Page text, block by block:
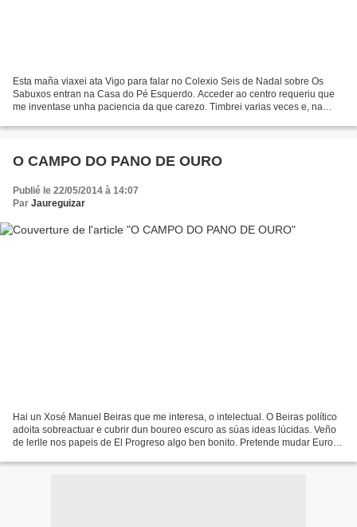
Esta maña viaxei ata Vigo para falar no Colexio Seis de Nadal sobre Os
Sabuxos entran na Casa do Pé Esquerdo. Acceder ao centro requeriu que
me inventase unha paciencia da que carezo. Timbrei varias veces e, na
O CAMPO DO PANO DE OURO
Publié le 22/05/2014 à 14:07
Par Jaureguizar
Hai un Xosé Manuel Beiras que me interesa, o intelectual. O Beiras político
adoita sobreactuar e cubrir dun boureo escuro as súas ideas lúcidas. Veño
de lerlle nos papeis de El Progreso algo ben bonito. Pretende mudar Europa